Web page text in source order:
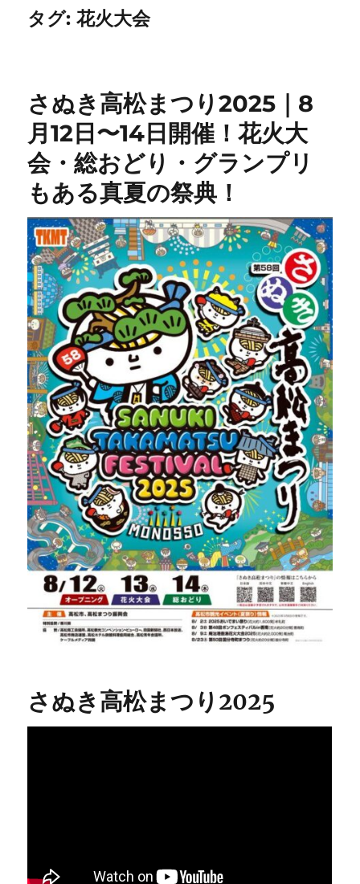
タグ:花火大会
さぬき高松まつり2025｜8
月12日〜14日開催！花火大
会・総おどり・グランプリ
もある真夏の祭典！
さぬき高松まつり2025